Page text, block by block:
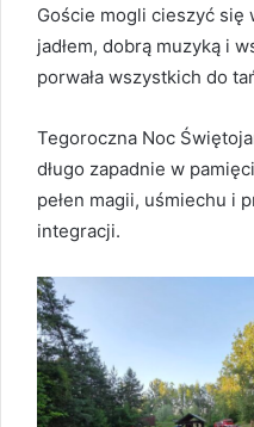
Goście mogli cieszyć się
jadłem, dobrą muzyką i
porwała wszystkich do
Tegoroczna Noc
długo zapadnie w
pełen magii, uśmiechu i
integracji.